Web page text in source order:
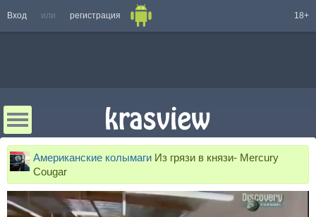
Вход или регистрация 18+
Американские колымаги Из грязи в князи- Mercury
Cougar